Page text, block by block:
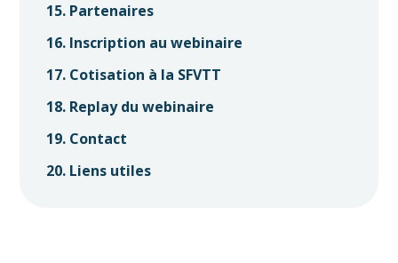
15. Partenaires
16. Inscription au webinaire
17. Cotisation à la SFVTT
18. Replay du webinaire
19. Contact
20. Liens utiles